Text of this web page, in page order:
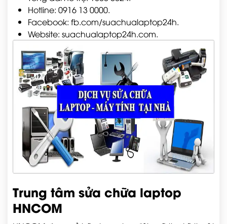
Hotline: 0916 13 0000.
Facebook: fb.com/suachualaptop24h.
Website: suachualaptop24h.com.
Trung tâm sửa chữa laptop
HNCOM